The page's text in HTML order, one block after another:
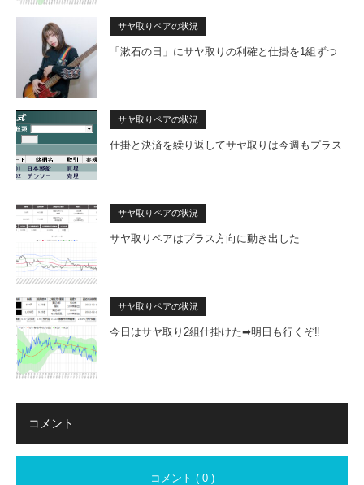
サヤ取りペアの状況
「漱石の日」にサヤ取りの利確と仕掛を1組ずつ
サヤ取りペアの状況
仕掛と決済を繰り返してサヤ取りは今週もプラス
サヤ取りペアの状況
サヤ取りペアはプラス方向に動き出した
サヤ取りペアの状況
今日はサヤ取り2組仕掛けた➡明日も行くぞ‼
コメント
コメント ( 0 )